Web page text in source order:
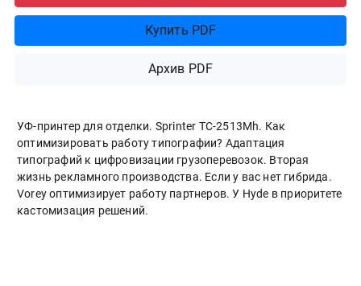
Купить PDF
Архив PDF
УФ-принтер для отделки. Sprinter ТС-2513Mh. Как
оптимизировать работу типографии? Адаптация
типографий к цифровизации грузоперевозок. Вторая
жизнь рекламного производства. Если у вас нет гибрида.
Vorey оптимизирует работу партнеров. У Hyde в приоритете
кастомизация решений.